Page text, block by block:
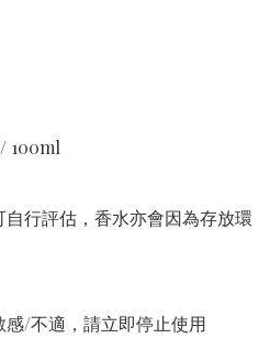
100ml
行評估，香水亦會因為存放環
/不適，請立即停止使用